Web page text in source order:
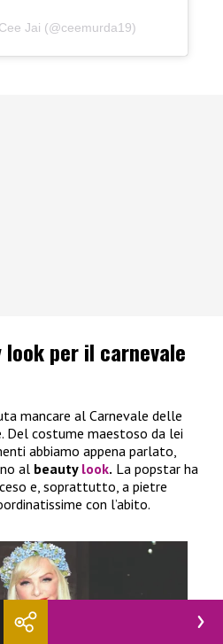
Jai (@ceemurda19)
per il carnevale
mancare al Carnevale delle
Del costume maestoso da lei
abbiamo appena parlato,
al beauty look. La popstar ha
e, soprattutto, a pietre
con l’abito.